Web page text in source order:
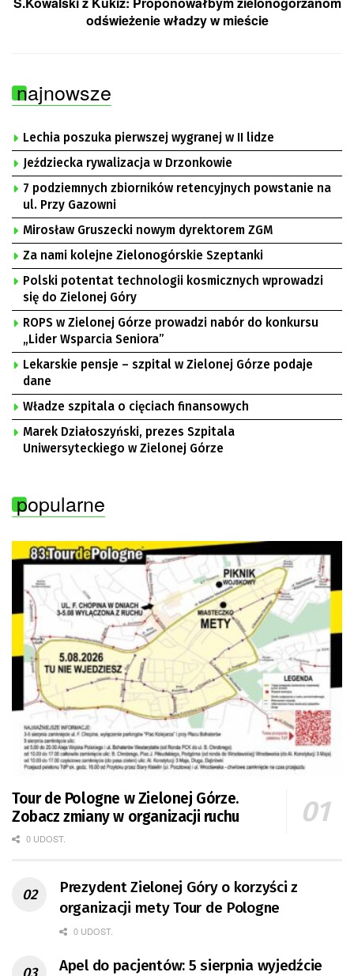
odświeżenie władzy w mieście
najnowsze
Lechia poszuka pierwszej wygranej w II lidze
Jeździecka rywalizacja w Drzonkowie
7 podziemnych zbiorników retencyjnych powstanie na
ul. Przy Gazowni
Mirosław Gruszecki nowym dyrektorem ZGM
Za nami kolejne Zielonogórskie Szeptanki
Polski potentat technologii kosmicznych wprowadzi
się do Zielonej Góry
ROPS w Zielonej Górze prowadzi nabór do konkursu
„Lider Wsparcia Seniora”
Lekarskie pensje – szpital w Zielonej Górze podaje
dane
Władze szpitala o cięciach finansowych
Marek Działoszyński, prezes Szpitala
Uniwersyteckiego w Zielonej Górze
popularne
Tour de Pologne w Zielonej Górze.
Zobacz zmiany w organizacji ruchu
0 UDOST.
Prezydent Zielonej Góry o korzyści z
organizacji mety Tour de Pologne
0 UDOST.
Apel do pacjentów: 5 sierpnia wyjedźcie